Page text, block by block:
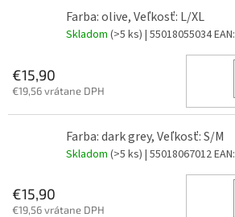
Farba: olive, Veľkosť: L/XL
Skladom (>5 ks) | 55018055034EAN:
€15,90
€19,56 vrátane DPH
Farba: dark grey, Veľkosť: S/M
Skladom (>5 ks) | 55018067012EAN:
€15,90
€19,56 vrátane DPH